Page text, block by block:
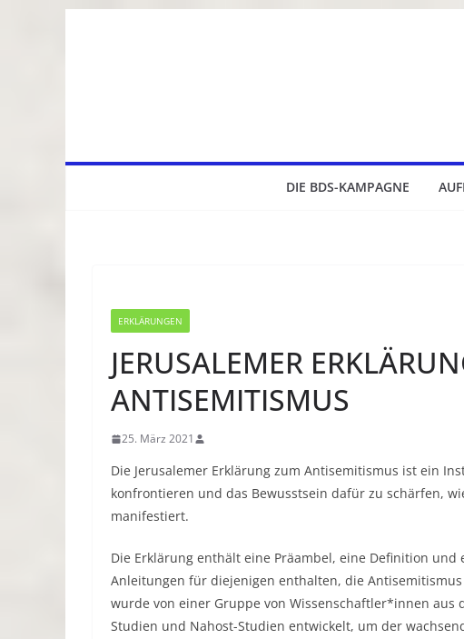
DIE BDS-KAMPAGNE
ERKLÄRUNGEN
JERUSALEMER
ANTISEMITISMUS
25. März 2021
Die Jerusalemer Erklärung zum Antisemitismus ist ein
konfrontieren und das Bewusstsein dafür zu schärfen,
manifestiert.
Die Erklärung enthält eine Präambel, eine Definition
Anleitungen für diejenigen enthalten, die
wurde von einer Gruppe von Wissenschaftler*innen aus
Studien und Nahost-Studien entwickelt, um der